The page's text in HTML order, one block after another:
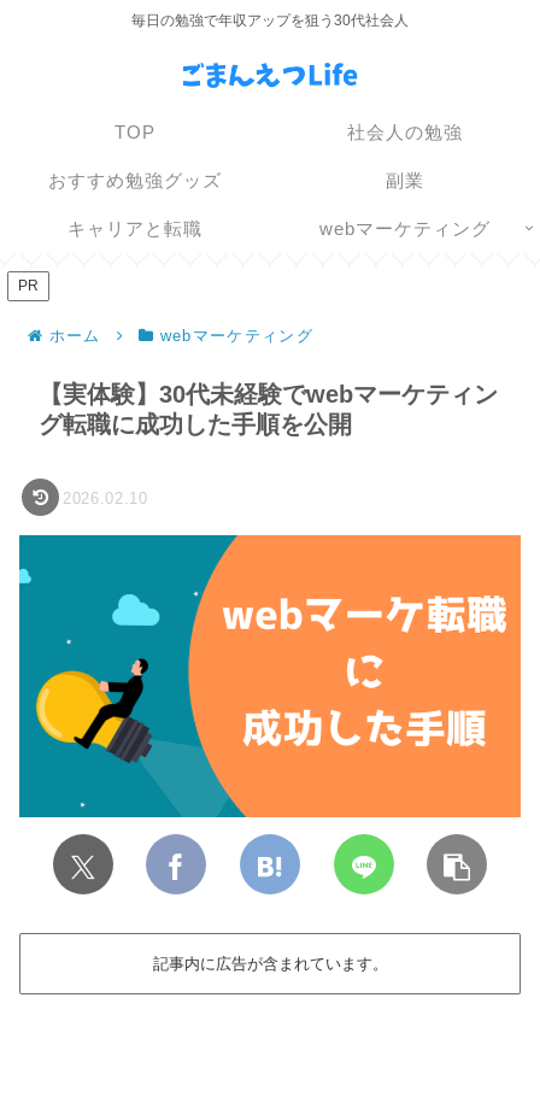
毎日の勉強で年収アップを狙う30代社会人
TOP 社会人の勉強
おすすめ勉強グッズ 副業
キャリアと転職 webマーケティング
PR
ホーム webマーケティング
【実体験】30代未経験でwebマーケティン
グ転職に成功した手順を公開
2026.02.10
記事内に広告が含まれています。